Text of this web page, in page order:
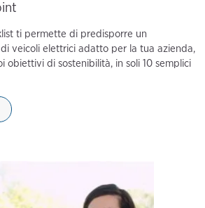
ti permette di predisporre un
veicoli elettrici adatto per la tua azienda,
obiettivi di sostenibilità, in soli 10 semplici